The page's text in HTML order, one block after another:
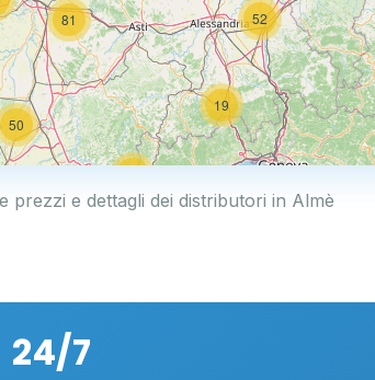
50
19
52
81
prezzi e dettagli dei distributori in Almè
24/7